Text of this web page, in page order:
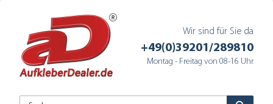
Wir sind für Sie da
+49(0)39201/289810
Montag - Freitag von 08-16 Uhr